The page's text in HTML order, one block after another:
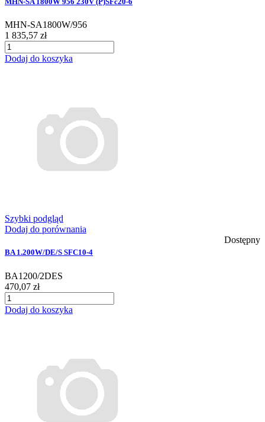
MHN-SA1800W/956
1 835,57 zł
Dodaj do koszyka
Szybki podgląd
Dodaj do porównania
Dostępny
BA 1.200W/DE/S SFC10-4
BA1200/2DES
470,07 zł
Dodaj do koszyka